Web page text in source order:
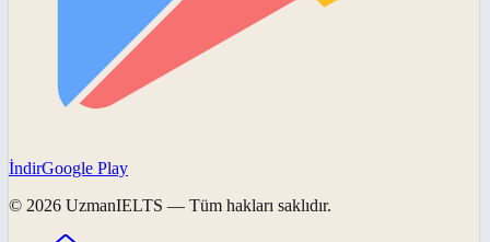
İndirGoogle Play
© 2026 UzmanIELTS — Tüm hakları saklıdır.